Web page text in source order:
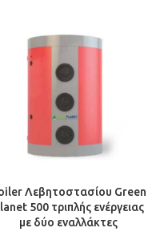
Λεβητοστασίου Green
500 τριπλής ενέργειας
με δύο εναλλάκτες